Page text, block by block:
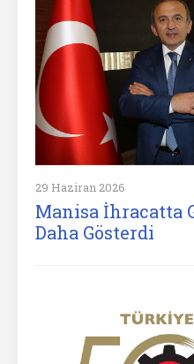
29 Haziran 2026
Manisa İhracatta
Daha Gösterdi